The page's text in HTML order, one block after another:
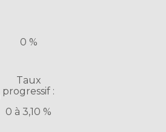
0 %
Taux
progressif :
0 à 3,10 %